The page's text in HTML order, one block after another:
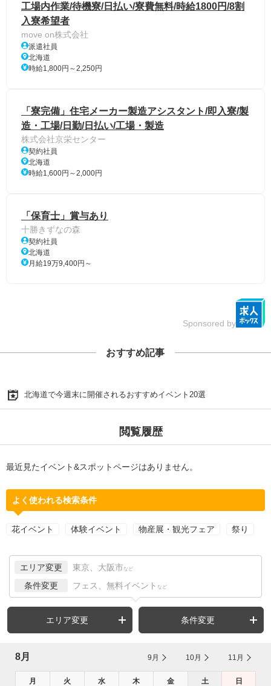
工場内作業/待機寮/日払い/寮費無料/時給1800円/8割
入寮希望者
move on株式会社
派遣社員
北海道
時給1,800円～2,250円
「寮完備」住宅メーカー製造アシスタント/即入寮/製
造・工場/日勤/日払い/工場・製造
株式会社京栄センター
契約社員
北海道
時給1,600円～2,000円
「保育士」賞与あり
十勝きずなの森
契約社員
北海道
月給19万9,400円～
Sponsored by
おすすめ記事
北海道で今週末に開催されるおすすめイベント20選
閲覧履歴
最近見たイベント&スポットページはありません。
よく使われる検索条件
花イベント 体験イベント 物産展・観光フェア 祭り
エリア変更 東京、大阪市 など
条件変更 フェス、無料イベント など
エリア変更 条件変更
8月 9月 10月 11月
月 火 水 木 金 土 日